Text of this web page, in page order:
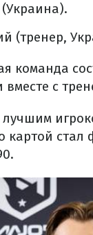
(тренер,
команда
с
картой